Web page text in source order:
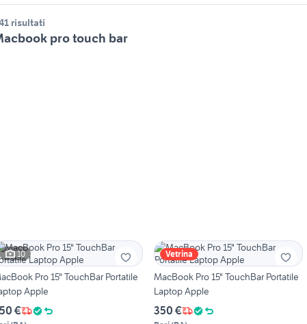
risultati
pro touch bar
10
Pro 15" TouchBar Portatile
Apple
€
Vetrina
MacBook Pro 15" TouchBar Portatile
Laptop Apple
350 €